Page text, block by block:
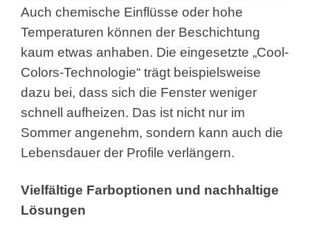
Auch chemische Einflüsse oder hohe
Temperaturen können der Beschichtung
kaum etwas anhaben. Die eingesetzte „Cool-
Colors-Technologie“ trägt beispielsweise
dazu bei, dass sich die Fenster weniger
schnell aufheizen. Das ist nicht nur im
Sommer angenehm, sondern kann auch die
Lebensdauer der Profile verlängern.
Vielfältige Farboptionen und nachhaltige
Lösungen